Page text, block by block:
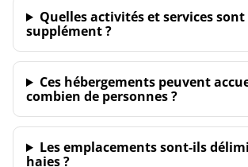
Quelles activités et services
supplément ?
Ces hébergements peuvent
combien de personnes ?
Les emplacements sont-ils
haies ?